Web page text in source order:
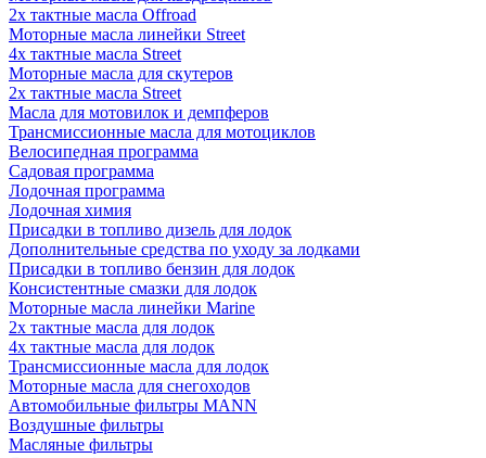
2х тактные масла Offroad
Моторные масла линейки Street
4х тактные масла Street
Моторные масла для скутеров
2х тактные масла Street
Масла для мотовилок и демпферов
Трансмиссионные масла для мотоциклов
Велосипедная программа
Садовая программа
Лодочная программа
Лодочная химия
Присадки в топливо дизель для лодок
Дополнительные средства по уходу за лодками
Присадки в топливо бензин для лодок
Консистентные смазки для лодок
Моторные масла линейки Marine
2х тактные масла для лодок
4х тактные масла для лодок
Трансмиссионные масла для лодок
Моторные масла для снегоходов
Автомобильные фильтры MANN
Воздушные фильтры
Масляные фильтры